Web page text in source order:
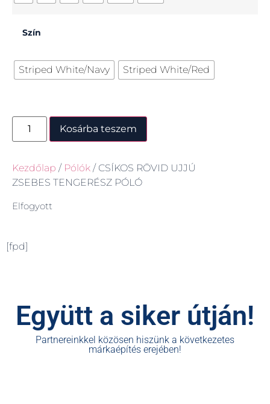
Szín
Striped White/Navy Striped White/Red
Kosárba teszem
Kezdőlap / Pólók / CSÍKOS RÖVID UJJÚ
ZSEBES TENGERÉSZ PÓLÓ
Elfogyott
[fpd]
Együtt a siker útján!
Partnereinkkel közösen hiszünk a következetes
márkaépítés erejében!